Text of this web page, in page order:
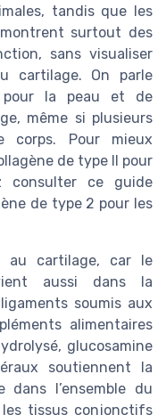
tandis que les
surtout des
sans visualiser
cartilage. On parle
pour la peau et de
même si plusieurs
corps. Pour mieux
de type II pour
consulter ce guide
de type 2 pour les
au cartilage, car le
aussi dans la
soumis aux
alimentaires
glucosamine
soutiennent la
dans l’ensemble du
tissus conjonctifs